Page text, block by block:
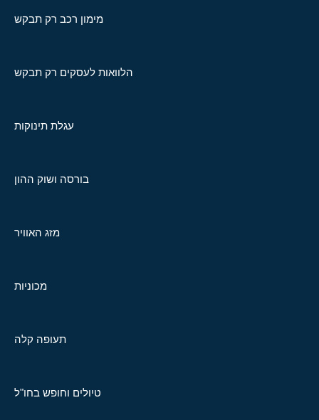
מימון רכב רק תבקש
הלוואות לעסקים רק תבקש
עגלת תינוקות
בורסה ושוק ההון
מזג האוויר
מכוניות
תעופה קלה
טיולים וחופש בחו"ל